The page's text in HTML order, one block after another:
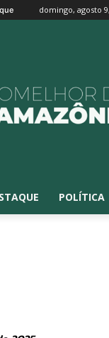
domingo, agosto
POLÍTICA